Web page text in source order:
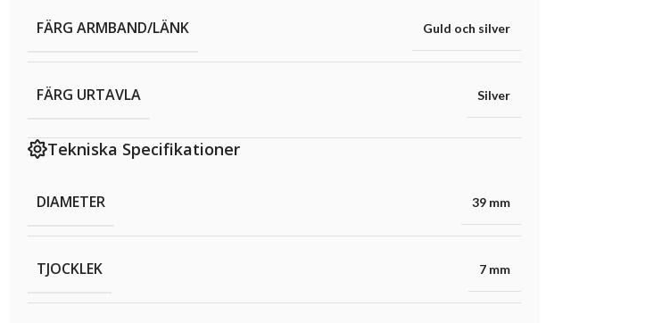
FÄRG ARMBAND/LÄNK Guld och silver
FÄRG URTAVLA Silver
Tekniska Specifikationer
DIAMETER 39 mm
TJOCKLEK 7 mm